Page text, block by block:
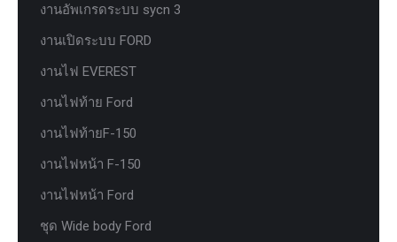
งานอัพเกรดระบบ sycn 3
งานเปิดระบบ FORD
งานไฟ EVEREST
งานไฟท้าย Ford
งานไฟท้ายF-150
งานไฟหน้า F-150
งานไฟหน้า Ford
ชุด Wide body Ford